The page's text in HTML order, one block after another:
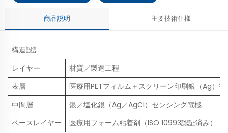
商品説明 主要技術仕様
構造設計
レイヤー
材質／製造工程
表層
医療用PETフィルム＋スクリーン印刷銀（Ag）導
中間層
銀／塩化銀（Ag／AgCl）センシング電極
ベースレイヤー
医療用フォーム粘着剤（ISO 10993認証済み）